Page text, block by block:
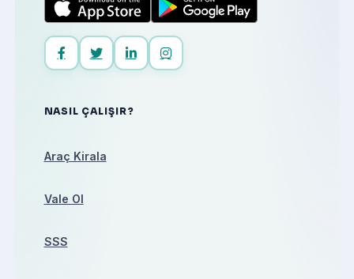
NASIL ÇALIŞIR?
Araç Kirala
Vale Ol
SSS